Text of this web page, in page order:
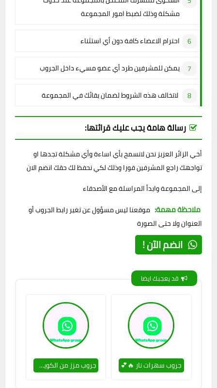
مشكلة وذلك لضبط امور المجموعة
احترام الاعضاء كافة دون أي استثناء
يمكن للمشرفين طرد أي عضو مسيء داخل الجروب
لاتخالف هذه الشروط لضمان بقائك في المجموعة
رسالة هامة يجب عليك قرائتها:
أخي الزائر العزيز نحن لانسمح بأي اساءة وأي مشكلة تجدها او
تواجهك راجع المشرفين فورا وذلك لكي نحفظ لك حقك انضم الان
إلى المجموعة وابدأ المراسلة مع الأصدقاء
ملاحظة مهمة: موقعنا ليس مسؤول عن تغير رابط الجروب أو
العنوان ولا حتى الصورة
انضم الآن !
قد يعجبك ايضا
جروب سهرات نار 🔥💕 جروب مزز من الكويت للتعارف 🔥🥵